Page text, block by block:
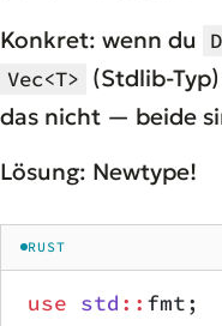
Konkret: wenn du
Vec<T> (Stdlib-
das nicht — beide
Lösung: Newtype!
RUST
use std :: fmt;